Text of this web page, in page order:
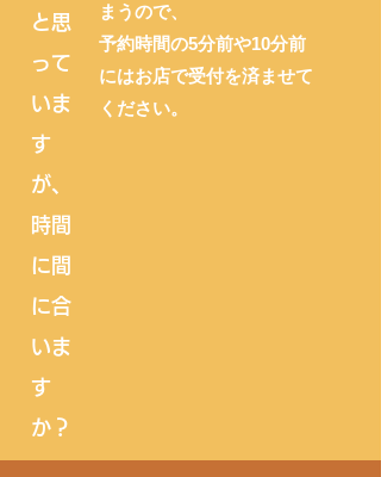
と思
って
いま
す
が、
時間
に間
に合
いま
す
か？
まうので、
予約時間の5分前や10分前
にはお店で受付を済ませて
ください。